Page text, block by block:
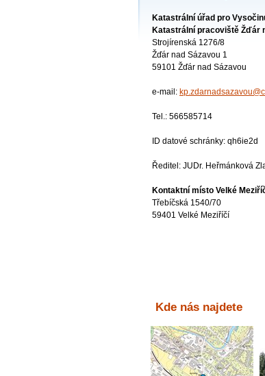
Katastrální úřad pro
Katastrální pracoviště Žďár
Strojírenská 1276/8
Žďár nad Sázavou 1
59101 Žďár nad Sázavou
e-mail:
Tel.: 566585714
ID datové schránky: qh6ie2d
Ředitel: JUDr. Heřmánková
Kontaktní místo Velké
Třebíčská 1540/70
59401 Velké Meziříčí
Kde nás najdete